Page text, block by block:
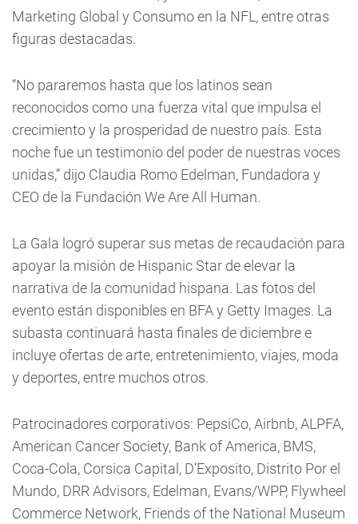
Marketing Global y Consumo en la NFL, entre otras
figuras destacadas.
“No pararemos hasta que los latinos sean
reconocidos como una fuerza vital que impulsa el
crecimiento y la prosperidad de nuestro país. Esta
noche fue un testimonio del poder de nuestras voces
unidas,” dijo Claudia Romo Edelman, Fundadora y
CEO de la Fundación We Are All Human.
La Gala logró superar sus metas de recaudación para
apoyar la misión de Hispanic Star de elevar la
narrativa de la comunidad hispana. Las fotos del
evento están disponibles en BFA y Getty Images. La
subasta continuará hasta finales de diciembre e
incluye ofertas de arte, entretenimiento, viajes, moda
y deportes, entre muchos otros.
Patrocinadores corporativos: PepsiCo, Airbnb, ALPFA,
American Cancer Society, Bank of America, BMS,
Coca-Cola, Corsica Capital, D’Exposito, Distrito Por el
Mundo, DRR Advisors, Edelman, Evans/WPP, Flywheel
Commerce Network, Friends of the National Museum